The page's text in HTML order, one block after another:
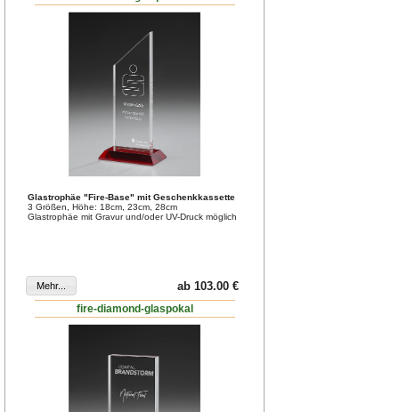
Glastrophäe "Fire-Base" mit Geschenkkassette
3 Größen, Höhe: 18cm, 23cm, 28cm
Glastrophäe mit Gravur und/oder UV-Druck möglich
ab 103.00 €
fire-diamond-glaspokal